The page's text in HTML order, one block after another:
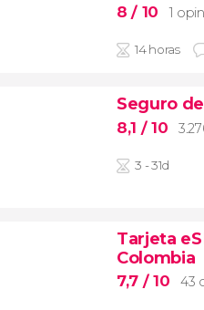
8/ 10 1
14 horas
Seguro
8,1 / 10
3 - 31d
Tarjeta
Colombia
7,7 / 10 43